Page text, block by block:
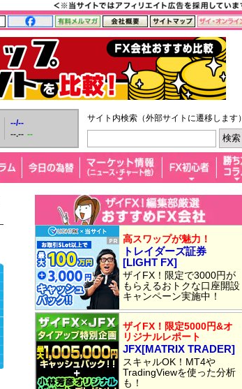
--/--
--.-- --
サイト内検索（外部サイトに遷移します）
高スワップが魅力！
トレイダーズ証券
[LIGHT FX]
ザイFX！限定で3000円が
もらえるおトクな口座開設
キャンペーン実施中！
ザイFX！限定5000円&オ
リジナルレポート
JFX[MATRIX TRADER]
スキャルOK！MT4や
TradingViewを使った分析
も！